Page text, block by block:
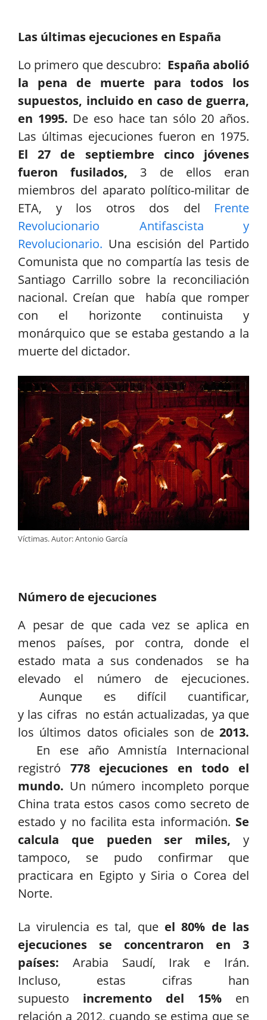
Las últimas ejecuciones en España
Lo primero que descubro: España abolió
la pena de muerte para todos los
supuestos, incluido en caso de guerra,
en 1995. De eso hace tan sólo 20 años.
Las últimas ejecuciones fueron en 1975.
El 27 de septiembre cinco jóvenes
fueron fusilados, 3 de ellos eran
miembros del aparato político-militar de
ETA, y los otros dos del Frente
Revolucionario Antifascista y
Revolucionario. Una escisión del Partido
Comunista que no compartía las tesis de
Santiago Carrillo sobre la reconciliación
nacional. Creían que había que romper
con el horizonte continuista y
monárquico que se estaba gestando a la
muerte del dictador.
Víctimas. Autor: Antonio García
Número de ejecuciones
A pesar de que cada vez se aplica en
menos países, por contra, donde el
estado mata a sus condenados se ha
elevado el número de ejecuciones.
Aunque es difícil cuantificar,
y las cifras no están actualizadas, ya que
los últimos datos oficiales son de2013.
En ese año Amnistía Internacional
registró 778 ejecuciones en todo el
mundo. Un número incompleto porque
China trata estos casos como secreto de
estado y no facilita esta información. Se
calcula que pueden ser miles, y
tampoco, se pudo confirmar que
practicara en Egipto y Siria o Corea del
Norte.
La virulencia es tal, que el 80% de las
ejecuciones se concentraron en 3
países: Arabia Saudí, Irak e Irán.
Incluso, estas cifras han
supuesto incremento del 15% en
relación a 2012, cuando se estima que se